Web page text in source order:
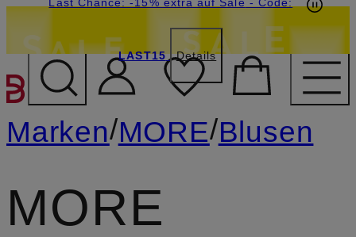
ZUM HAUPTINHALT
LAST15 Details
Marken/MORE/Blusen
MORE